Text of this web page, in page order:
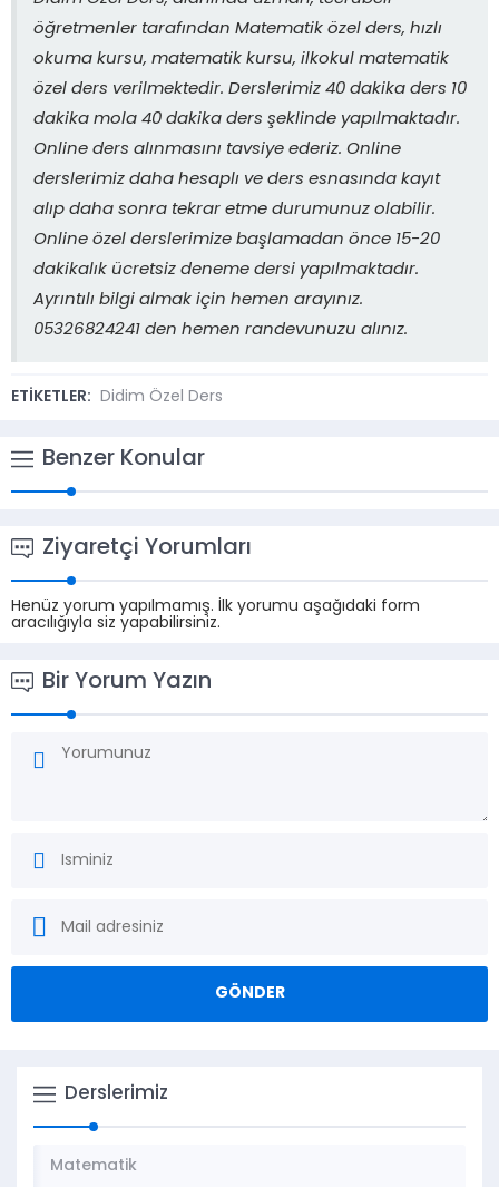
öğretmenler tarafından Matematik özel ders, hızlı
okuma kursu, matematik kursu, ilkokul matematik
özel ders verilmektedir. Derslerimiz 40 dakika ders 10
dakika mola 40 dakika ders şeklinde yapılmaktadır.
Online ders alınmasını tavsiye ederiz. Online
derslerimiz daha hesaplı ve ders esnasında kayıt
alıp daha sonra tekrar etme durumunuz olabilir.
Online özel derslerimize başlamadan önce 15-20
dakikalık ücretsiz deneme dersi yapılmaktadır.
Ayrıntılı bilgi almak için hemen arayınız.
05326824241 den hemen randevunuzu alınız.
ETİKETLER: Didim Özel Ders
Benzer Konular
Ziyaretçi Yorumları
Henüz yorum yapılmamış. İlk yorumu aşağıdaki form
aracılığıyla siz yapabilirsiniz.
Bir Yorum Yazın
Derslerimiz
Matematik